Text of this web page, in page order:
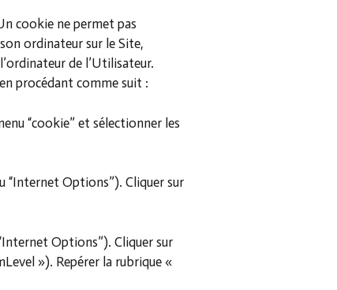
cookie ne permet pas
ordinateur sur le Site,
de l’Utilisateur.
procédant comme suit :
“cookie” et sélectionner les
“Internet Options”). Cliquer sur
Options”). Cliquer sur
»). Repérer la rubrique «